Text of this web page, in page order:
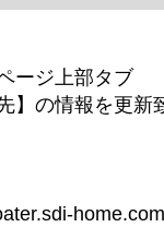
ージ上部タブ
】の情報を更新